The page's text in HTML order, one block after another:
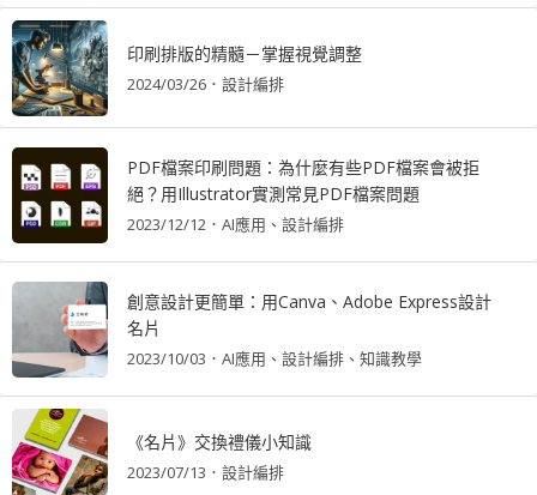
印刷排版的精髓－掌握視覺調整
2024/03/26 ． 設計編排
PDF檔案印刷問題：為什麼有些PDF檔案會被拒
絕？用Illustrator實測常見PDF檔案問題
2023/12/12 ． AI應用 設計編排
創意設計更簡單：用Canva、Adobe Express設計
名片
2023/10/03 ． AI應用 設計編排 知識教學
《名片》交換禮儀小知識
2023/07/13 ． 設計編排